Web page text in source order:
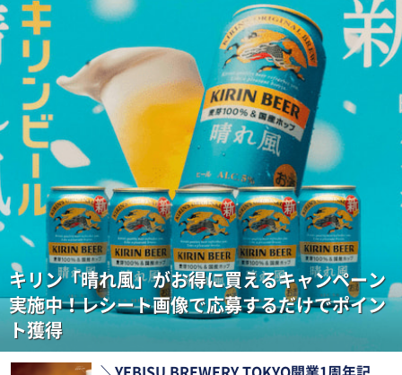
キリン「晴れ風」がお得に買えるキャンペーン
実施中！レシート画像で応募するだけでポイン
ト獲得